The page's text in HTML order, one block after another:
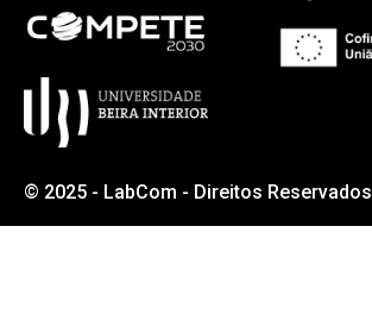
© 2025 - LabCom - Direitos Reservados